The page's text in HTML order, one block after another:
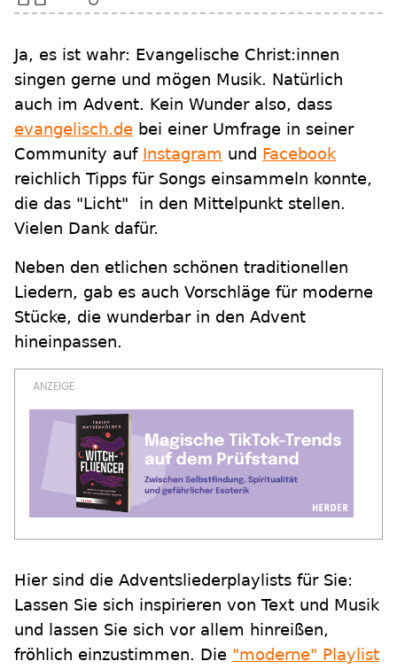
Ja, es ist wahr: Evangelische Christ:innen
singen gerne und mögen Musik. Natürlich
auch im Advent. Kein Wunder also, dass
evangelisch.de bei einer Umfrage in seiner
Community auf Instagram und Facebook
reichlich Tipps für Songs einsammeln konnte,
die das "Licht" in den Mittelpunkt stellen.
Vielen Dank dafür.
Neben den etlichen schönen traditionellen
Liedern, gab es auch Vorschläge für moderne
Stücke, die wunderbar in den Advent
hineinpassen.
Hier sind die Adventsliederplaylists für Sie:
Lassen Sie sich inspirieren von Text und Musik
und lassen Sie sich vor allem hinreißen,
fröhlich einzustimmen. Die "moderne" Playlist